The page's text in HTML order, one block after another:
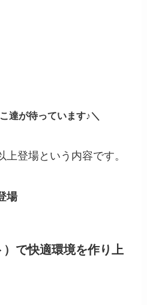
達が待っています♪＼
登場という内容です。
場
で快適環境を作り上